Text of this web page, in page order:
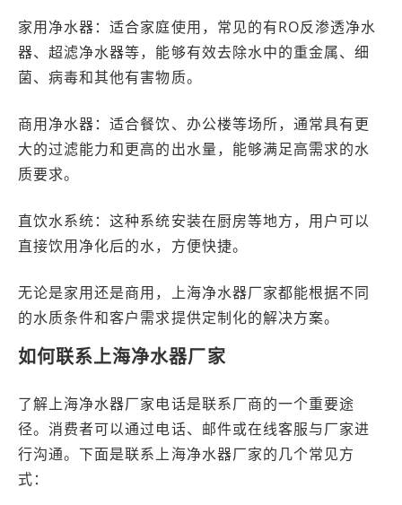
家用净水器：适合家庭使用，常见的有RO反渗透净水
器、超滤净水器等，能够有效去除水中的重金属、细
菌、病毒和其他有害物质。
商用净水器：适合餐饮、办公楼等场所，通常具有更
大的过滤能力和更高的出水量，能够满足高需求的水
质要求。
直饮水系统：这种系统安装在厨房等地方，用户可以
直接饮用净化后的水，方便快捷。
无论是家用还是商用，上海净水器厂家都能根据不同
的水质条件和客户需求提供定制化的解决方案。
如何联系上海净水器厂家
了解上海净水器厂家电话是联系厂商的一个重要途
径。消费者可以通过电话、邮件或在线客服与厂家进
行沟通。下面是联系上海净水器厂家的几个常见方
式：